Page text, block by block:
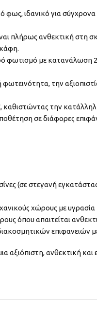
ιδανικό για σύγχρονα
πλήρως ανθεκτική στη
φωτισμό με
φωτεινότητα, την
την
σε διάφορες
(σε στεγανή
χώρους με
όπου απαιτείται
επιφανειών
αξιόπιστη, ανθεκτική